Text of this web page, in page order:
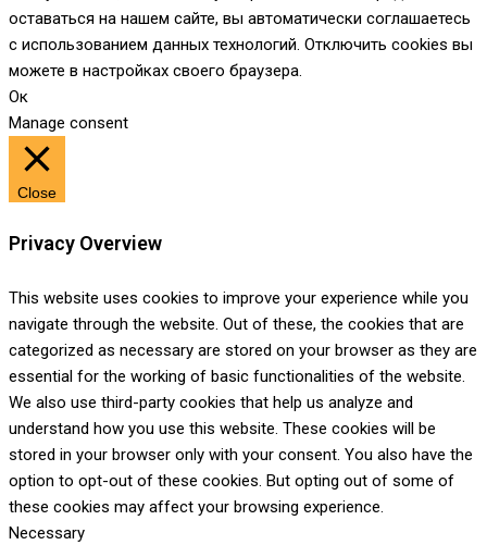
оставаться на нашем сайте, вы автоматически соглашаетесь
с использованием данных технологий. Отключить cookies вы
можете в настройках своего браузера.
Ок
Manage consent
Close
Privacy Overview
This website uses cookies to improve your experience while you
navigate through the website. Out of these, the cookies that are
categorized as necessary are stored on your browser as they are
essential for the working of basic functionalities of the website.
We also use third-party cookies that help us analyze and
understand how you use this website. These cookies will be
stored in your browser only with your consent. You also have the
option to opt-out of these cookies. But opting out of some of
these cookies may affect your browsing experience.
Necessary